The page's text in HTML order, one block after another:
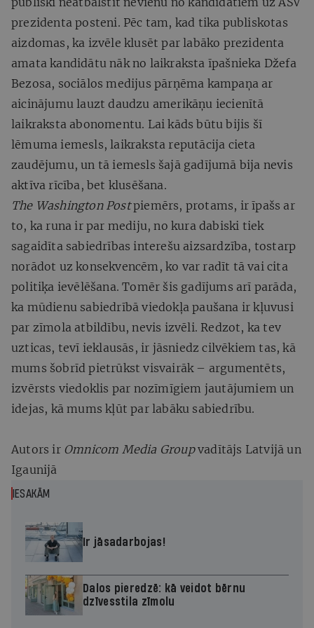
prezidenta posteni. Pēc tam, kad tika publiskotas
aizdomas, ka izvēle klusēt par labāko prezidenta
amata kandidātu nāk no laikraksta īpašnieka Džefa
Bezosa, sociālos medijus pārņēma kampaņa ar
aicinājumu lauzt daudzu amerikāņu iecienītā
laikraksta abonomentu. Lai kāds būtu bijis šī
lēmuma iemesls, laikraksta reputācija cieta
zaudējumu, un tā iemesls šajā gadījumā bija nevis
aktīva rīcība, bet klusēšana.
The Washington Postpiemērs, protams, ir īpašs ar
to, ka runa ir par mediju, no kura dabiski tiek
sagaidīta sabiedrības interešu aizsardzība, tostarp
norādot uz konsekvencēm, ko var radīt tā vai cita
politiķa ievēlēšana. Tomēr šis gadījums arī parāda,
ka mūdienu sabiedrībā viedokļa paušana ir kļuvusi
par zīmola atbildību, nevis izvēli. Redzot, ka tev
uzticas, tevī ieklausās, ir jāsniedz cilvēkiem tas, kā
mums šobrīd pietrūkst visvairāk – argumentēts,
izvērsts viedoklis par nozīmīgiem jautājumiem un
idejas, kā mums kļūt par labāku sabiedrību.
Autors ir Omnicom Media Groupvadītājs Latvijā un
Igaunijā
IESAKĀM
Ir jāsadarbojas!
Dalos pieredzē: kā veidot bērnu
dzīvesstila zīmolu